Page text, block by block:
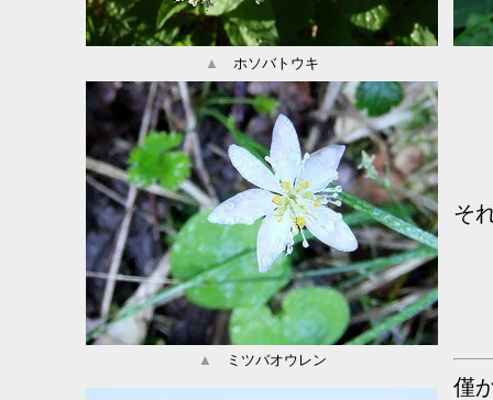
▲ ホソバトウキ
そ
▲ ミツバオウレン
僅